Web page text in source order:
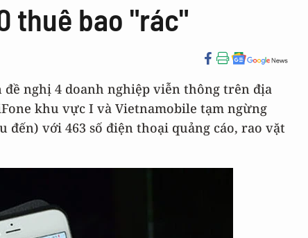
thuê bao "rác"
đề nghị 4 doanh nghiệp viễn thông trên địa
khu vực I và Vietnamobile tạm ngừng
đến) với 463 số điện thoại quảng cáo, rao vặt